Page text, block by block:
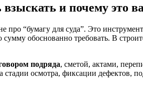
и почему это
про “бумагу для суда”. Это
обоснованно требовать. В
подряда, сметой, актами,
осмотра, фиксации дефектов,